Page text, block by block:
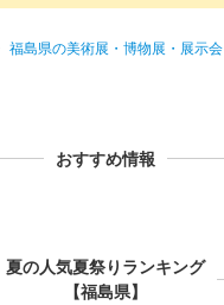
福島県の美術展・博物展・展示会
おすすめ情報
夏の人気夏祭りランキング
【福島県】